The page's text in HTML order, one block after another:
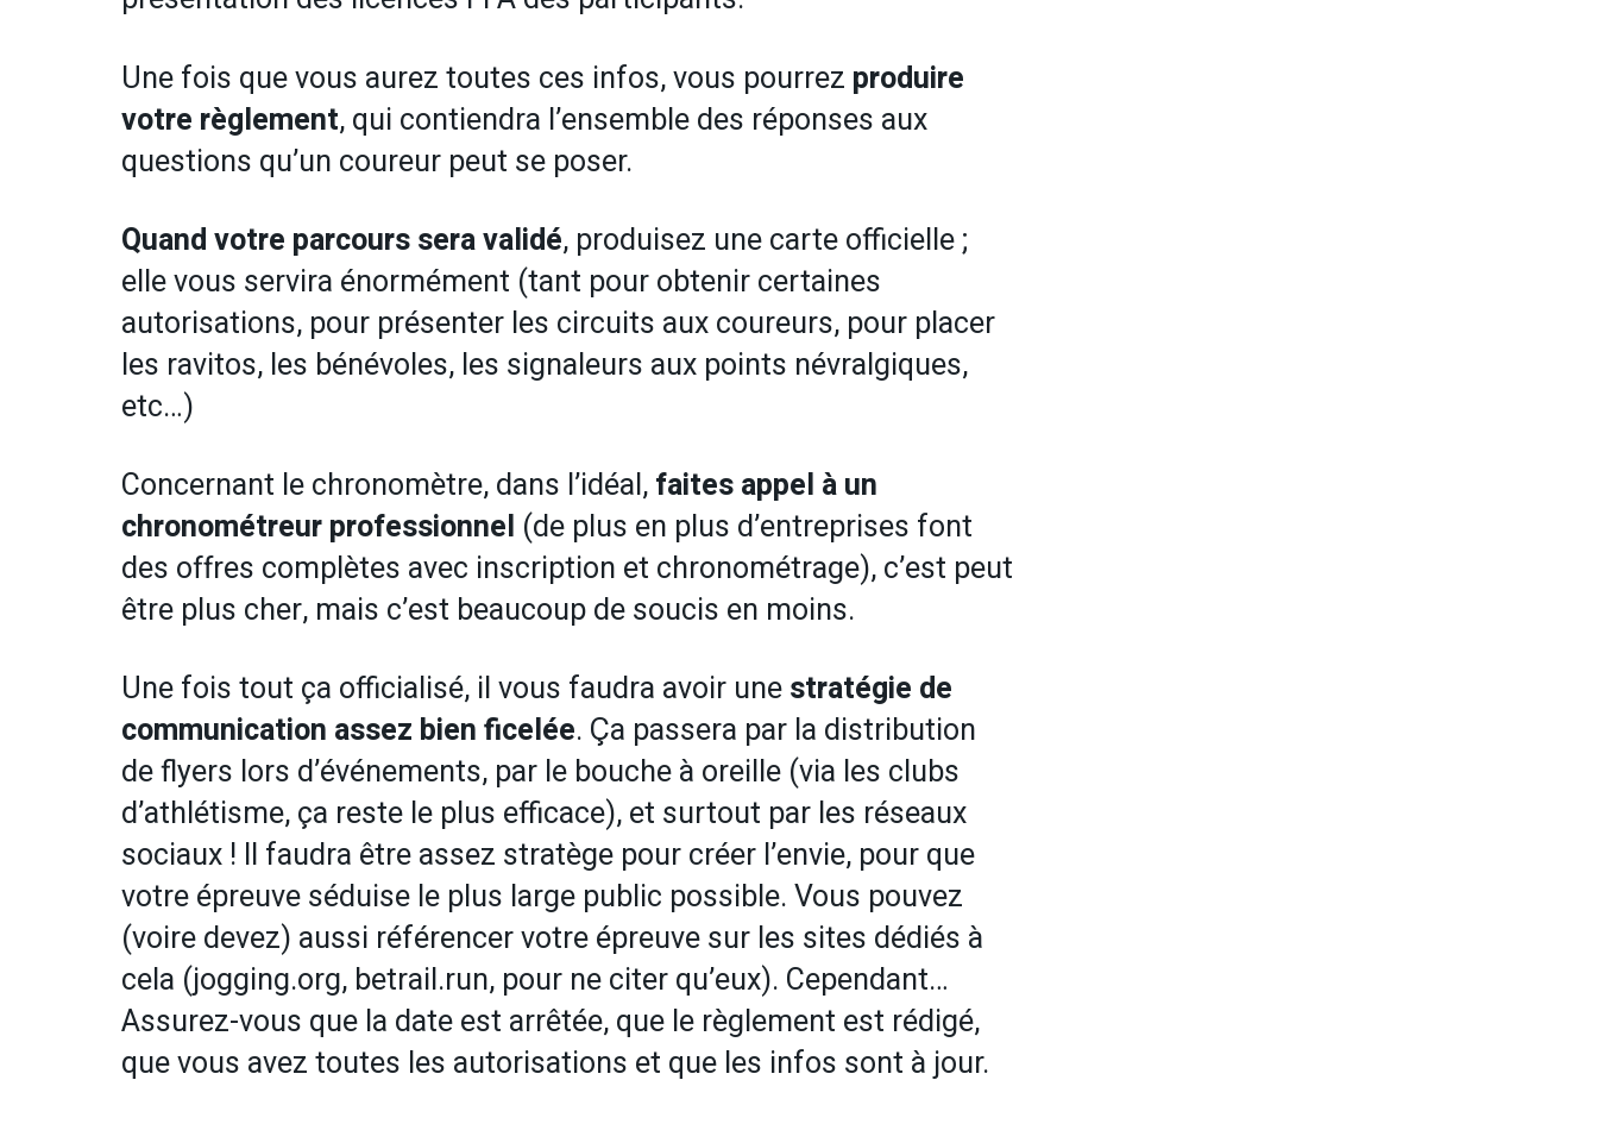
Une fois que vous aurez toutes ces infos, vous pourrez produire
votre règlement, qui contiendra l’ensemble des réponses aux
questions qu’un coureur peut se poser.
Quand votre parcours sera validé, produisez une carte officielle ;
elle vous servira énormément (tant pour obtenir certaines
autorisations, pour présenter les circuits aux coureurs, pour placer
les ravitos, les bénévoles, les signaleurs aux points névralgiques,
etc…)
Concernant le chronomètre, dans l’idéal,faites appel à un
chronométreur professionnel (de plus en plus d’entreprises font
des offres complètes avec inscription et chronométrage), c’est peut
être plus cher, mais c’est beaucoup de soucis en moins.
Une fois tout ça officialisé, il vous faudra avoir unestratégie de
communication assez bien ficelée. Ça passera par la distribution
de flyers lors d’événements, par le bouche à oreille (via les clubs
d’athlétisme, ça reste le plus efficace), et surtout par les réseaux
sociaux ! Il faudra être assez stratège pour créer l’envie, pour que
votre épreuve séduise le plus large public possible. Vous pouvez
(voire devez) aussi référencer votre épreuve sur les sites dédiés à
cela (jogging.org, betrail.run, pour ne citer qu’eux). Cependant…
Assurez-vous que la date est arrêtée, que le règlement est rédigé,
que vous avez toutes les autorisations et que les infos sont à jour.